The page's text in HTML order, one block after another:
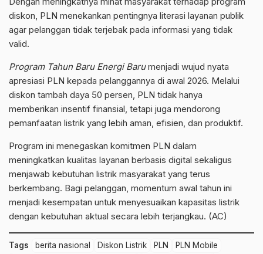
diskon, PLN menekankan pentingnya literasi layanan publik
agar pelanggan tidak terjebak pada informasi yang tidak
valid.
Program Tahun Baru Energi Barumenjadi wujud nyata
apresiasi PLN kepada pelanggannya di awal 2026. Melalui
diskon tambah daya 50 persen, PLN tidak hanya
memberikan insentif finansial, tetapi juga mendorong
pemanfaatan listrik yang lebih aman, efisien, dan produktif.
Program ini menegaskan komitmen PLN dalam
meningkatkan kualitas layanan berbasis digital sekaligus
menjawab kebutuhan listrik masyarakat yang terus
berkembang. Bagi pelanggan, momentum awal tahun ini
menjadi kesempatan untuk menyesuaikan kapasitas listrik
dengan kebutuhan aktual secara lebih terjangkau. (AC)
Tags berita nasional Diskon Listrik PLN
PLN Mobile